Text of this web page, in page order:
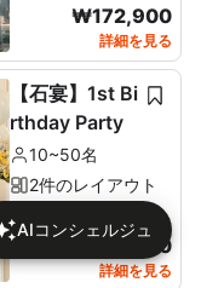
₩172,900
詳細を見る
【石宴】1st Bi
rthday Party
10~50名
2件のレイアウト
1人あたり予想価格
137,680
詳細を見る
AIコンシェルジュ